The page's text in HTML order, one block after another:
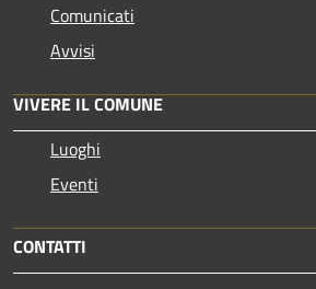
Comunicati
Avvisi
VIVERE IL COMUNE
Luoghi
Eventi
CONTATTI